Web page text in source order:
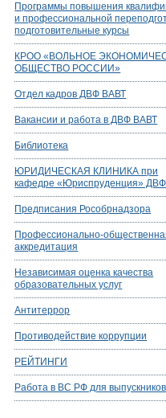
Программы повышения
и профессиональной
подготовительные курсы
КРОО «ВОЛЬНОЕ
ОБЩЕСТВО РОССИИ»
Отдел кадров ДВФ ВАВТ
Вакансии и работа в ДВФ ВАВТ
Библиотека
ЮРИДИЧЕСКАЯ КЛИНИКА при
кафедре «Юриспруденция»
Предписания Рособрнадзора
Профессионально-
аккредитация
Независимая оценка качества
образовательных услуг
Антитеррор
Противодействие коррупции
РЕЙТИНГИ
Работа в ВС РФ для выпускников